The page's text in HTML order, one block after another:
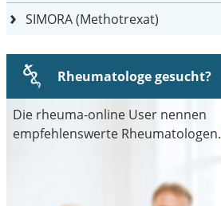
SIMORA (Methotrexat)
Rheumatologe gesucht?
Die rheuma-online User nennen
empfehlenswerte Rheumatologen.